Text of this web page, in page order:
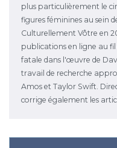
plus particulièrement le
figures féminines au sein
Culturellement Vôtre en
publications en ligne au fil
fatale dans l'œuvre de
travail de recherche
Amos et Taylor Swift.
corrige également les